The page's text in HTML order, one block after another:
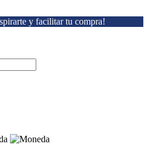
y facilitar tu compra!